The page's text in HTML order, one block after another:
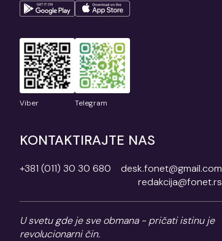
Viber Telegram
KONTAKTIRAJTE NAS
+381 (011) 30 30 680
desk.fonet@gmail.com
redakcija@fonet.rs
U svetu gde je sve obmana - pričati istinu je
revolucionarni čin.